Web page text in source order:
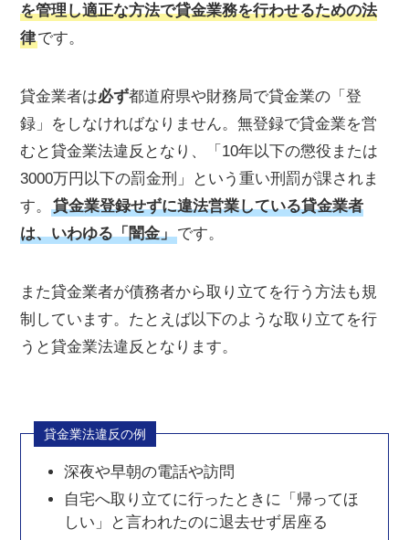
を管理し適正な方法で貸金業務を行わせるための法
律です。
貸金業者は必ず都道府県や財務局で貸金業の「登
録」をしなければなりません。無登録で貸金業を営
むと貸金業法違反となり、「10年以下の懲役または
3000万円以下の罰金刑」という重い刑罰が課されま
す。貸金業登録せずに違法営業している貸金業者
は、いわゆる「闇金」です。
また貸金業者が債務者から取り立てを行う方法も規
制しています。たとえば以下のような取り立てを行
うと貸金業法違反となります。
貸金業法違反の例
深夜や早朝の電話や訪問
自宅へ取り立てに行ったときに「帰ってほ
しい」と言われたのに退去せず居座る